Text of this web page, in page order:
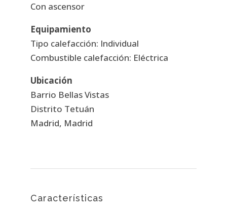
Con ascensor
Equipamiento
Tipo calefacción: Individual
Combustible calefacción: Eléctrica
Ubicación
Barrio Bellas Vistas
Distrito Tetuán
Madrid, Madrid
Características